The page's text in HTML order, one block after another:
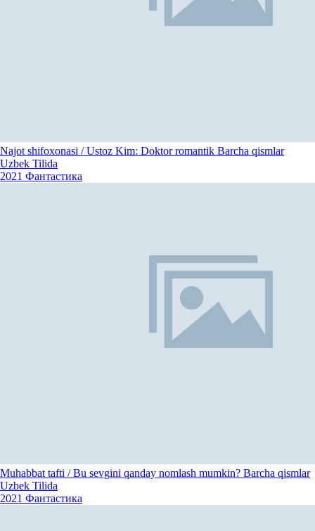
Najot shifoxonasi / Ustoz Kim: Doktor romantik Barcha qismlar
Uzbek Tilida
2021 Фантастика
Muhabbat tafti / Bu sevgini qanday nomlash mumkin? Barcha qismlar
Uzbek Tilida
2021 Фантастика